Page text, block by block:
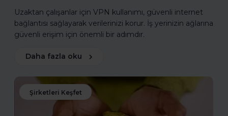
Uzaktan çalışanlar için VPN kullanımı, güvenli internet
bağlantısı sağlayarak verilerinizi korur. İş yerinizin ağlarına
güvenli erişim için önemli bir adımdır.
Daha fazla oku
Şirketleri Keşfet